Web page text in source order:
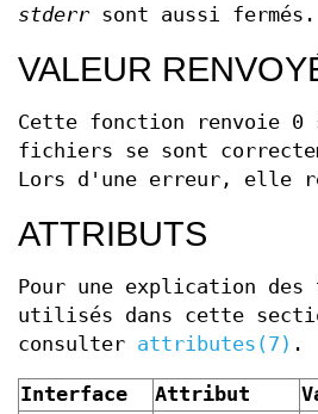
stderr sont aussi fermés.
VALEUR
Cette fonction renvoie
fichiers se sont
Lors d'une erreur, elle
ATTRIBUTS
Pour une explication des
utilisés dans cette
consulter attributes(7) .
Interface Attribut